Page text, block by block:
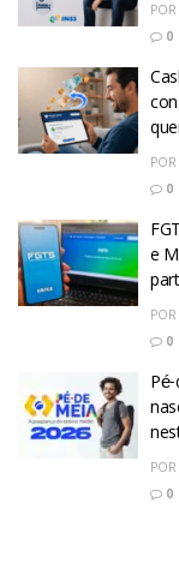
POR
0
POR
0
e
POR
0
POR
0